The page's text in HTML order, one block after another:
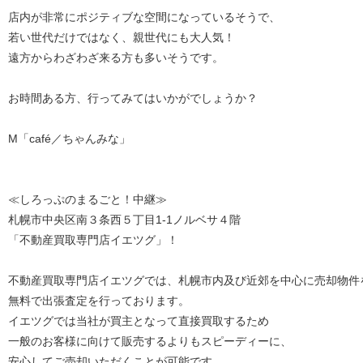
店内が非常にポジティブな空間になっているそうで、
若い世代だけではなく、親世代にも大人気！
遠方からわざわざ来る方も多いそうです。
お時間ある方、行ってみてはいかがでしょうか？
M「café／ちゃんみな」
≪しろっぷのまるごと！中継≫
札幌市中央区南３条西５丁目1-1ノルベサ４階
「不動産買取専門店イエツグ」！
不動産買取専門店イエツグでは、札幌市内及び近郊を中心に売却物件
無料で出張査定を行っております。
イエツグでは当社が買主となって直接買取するため
一般のお客様に向けて販売するよりもスピーディーに、